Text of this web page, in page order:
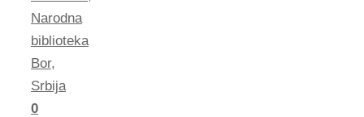
Narodna
biblioteka
Bor,
Srbija
0